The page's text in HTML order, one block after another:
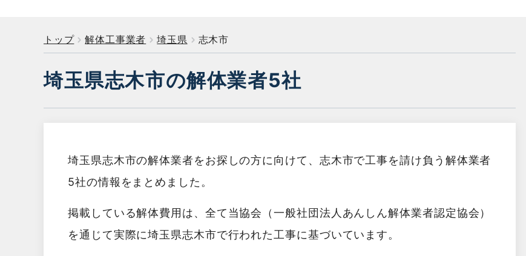
トップ 解体工事業者 埼玉県 志木市
埼玉県志木市の解体業者5社
埼玉県志木市の解体業者をお探しの方に向けて、志木市で工事を請け負う解体業者
5社の情報をまとめました。
掲載している解体費用は、全て当協会（一般社団法人あんしん解体業者認定協会）
を通じて実際に埼玉県志木市で行われた工事に基づいています。